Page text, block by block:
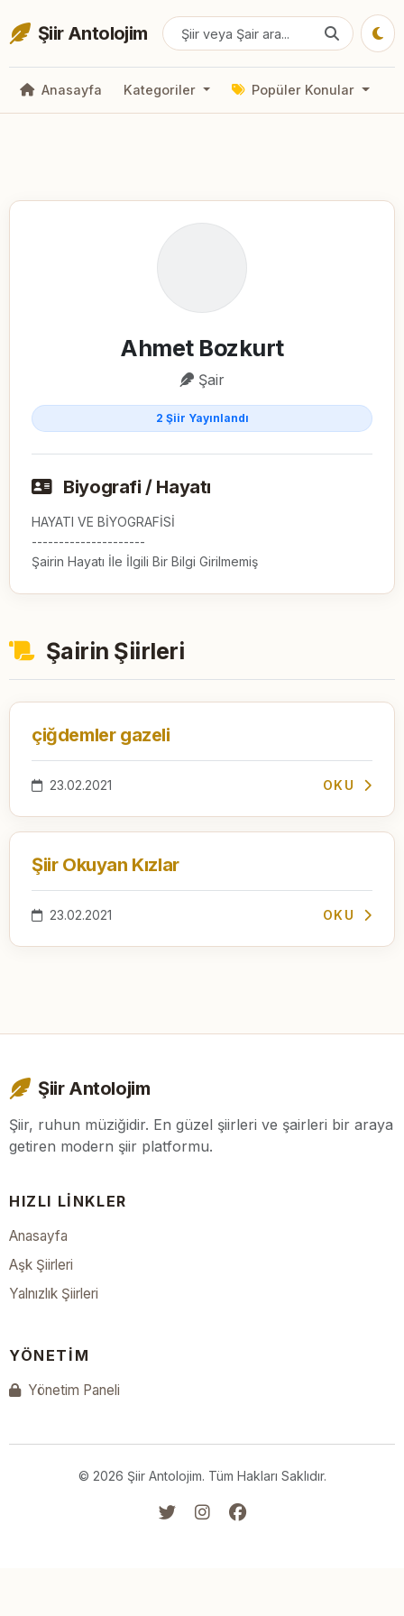
Şiir Antolojim
Anasayfa Kategoriler Popüler Konular
Ahmet Bozkurt
Şair
2 Şiir Yayınlandı
Biyografi / Hayatı
HAYATI VE BİYOGRAFİSİ
---------------------
Şairin Hayatı İle İlgili Bir Bilgi Girilmemiş
Şairin Şiirleri
çiğdemler gazeli
23.02.2021 OKU
Şiir Okuyan Kızlar
23.02.2021 OKU
Şiir Antolojim
Şiir, ruhun müziğidir. En güzel şiirleri ve şairleri bir araya
getiren modern şiir platformu.
HIZLI LINKLER
Anasayfa
Aşk Şiirleri
Yalnızlık Şiirleri
YÖNETIM
Yönetim Paneli
© 2026 Şiir Antolojim. Tüm Hakları Saklıdır.